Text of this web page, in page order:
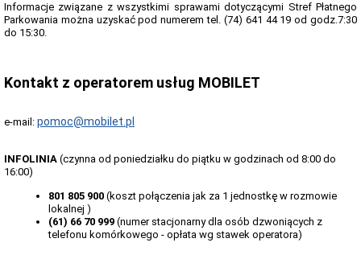
11
Podział
Przebieg
gminnych
w
Miejsca
postojowe
niepełnosprawnych
Bezpieczeństwo
Informacje związane z wszystkimi sprawami dotyczącymi Stref Płatnego
Parkowania można uzyskać pod numerem tel. (74) 641 44 19 od godz.7:30
do 15:30.
Kontakt z operatorem usług MOBILET
e-mail: pomoc@mobilet.pl
INFOLINIA (czynna od poniedziałku do piątku w godzinach od 8:00 do
16:00)
801 805 900 (koszt połączenia jak za 1 jednostkę w rozmowie
lokalnej )
(61) 66 70 999 (numer stacjonarny dla osób dzwoniących z
telefonu komórkowego - opłata wg stawek operatora)